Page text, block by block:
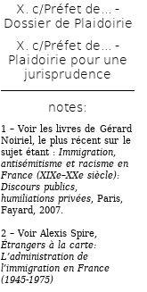
X. c/Préfet de... -
Dossier de Plaidoirie
X. c/Préfet de... -
Plaidoirie pour une
jurisprudence
notes:
1 – Voir les livres de Gérard
Noiriel, le plus récent sur le
sujet étant : Immigration,
antisémitisme et racisme en
France (XIXe–XXe siècle):
Discours publics,
humiliations privées, Paris,
Fayard, 2007.
2 – Voir Alexis Spire,
Étrangers à la carte:
L’administration de
l’immigration en France
(1945-1975)